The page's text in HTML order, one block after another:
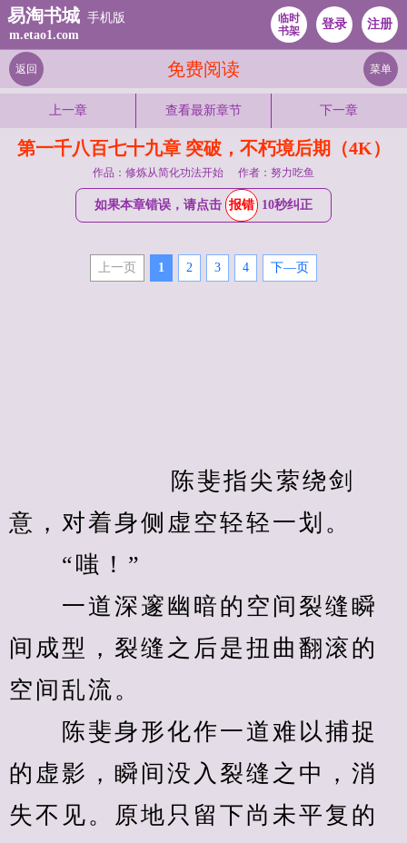
易淘书城 手机版
m.etao1.com
临时
书架
登录 注册
免费阅读
返回 菜单
上一章 查看最新章节 下一章
第一千八百七十九章 突破，不朽境后期（4K）
作品：修炼从简化功法开始 作者：努力吃鱼
如果本章错误，请点击 报错 10秒纠正
上一页 1 2 3 4 下—页
意，对着身侧虚空轻轻一划。
“嗤！”
一道深邃幽暗的空间裂缝瞬
间成型，裂缝之后是扭曲翻滚的
空间乱流。
陈斐身形化作一道难以捕捉
的虚影，瞬间没入裂缝之中，消
失不见。原地只留下尚未平复的